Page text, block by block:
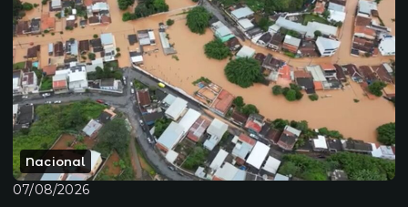
Nacional
07/08/2026